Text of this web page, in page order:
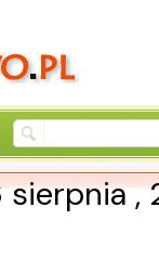
sierpnia